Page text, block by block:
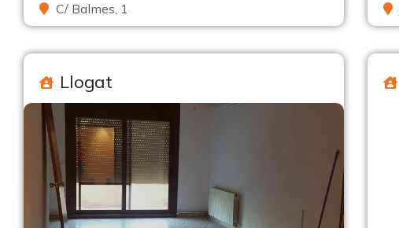
C/ Balmes, 1
Llogat